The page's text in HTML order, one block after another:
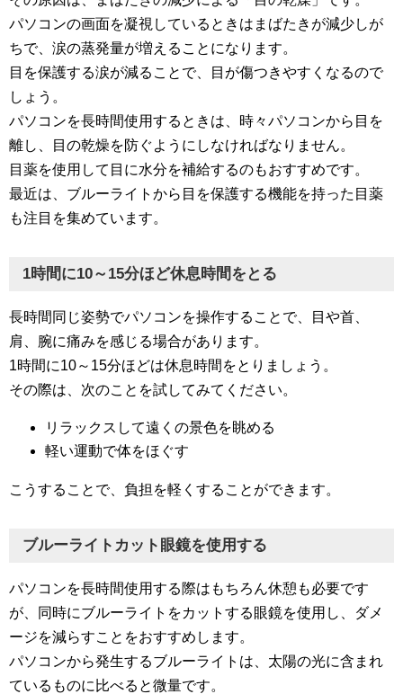
パソコンの画面を凝視しているときはまばたきが減少しが
ちで、涙の蒸発量が増えることになります。
目を保護する涙が減ることで、目が傷つきやすくなるので
しょう。
パソコンを長時間使用するときは、時々パソコンから目を
離し、目の乾燥を防ぐようにしなければなりません。
目薬を使用して目に水分を補給するのもおすすめです。
最近は、ブルーライトから目を保護する機能を持った目薬
も注目を集めています。
1時間に10～15分ほど休息時間をとる
長時間同じ姿勢でパソコンを操作することで、目や首、
肩、腕に痛みを感じる場合があります。
1時間に10～15分ほどは休息時間をとりましょう。
その際は、次のことを試してみてください。
リラックスして遠くの景色を眺める
軽い運動で体をほぐす
こうすることで、負担を軽くすることができます。
ブルーライトカット眼鏡を使用する
パソコンを長時間使用する際はもちろん休憩も必要です
が、同時にブルーライトをカットする眼鏡を使用し、ダメ
ージを減らすことをおすすめします。
パソコンから発生するブルーライトは、太陽の光に含まれ
ているものに比べると微量です。